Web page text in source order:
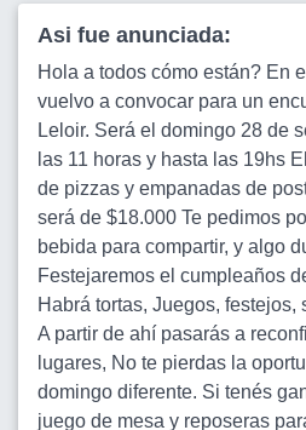
Asi fue anunciada:
Hola a todos cómo están? En
vuelvo a convocar para un
Leloir. Será el domingo 28 de
las 11 horas y hasta las 19hs
de pizzas y empanadas de
será de $18.000 Te pedimos
bebida para compartir, y algo
Festejaremos el cumpleaños
Habrá tortas, Juegos, festejos,
A partir de ahí pasarás a
lugares, No te pierdas la
domingo diferente. Si tenés
juego de mesa y reposeras